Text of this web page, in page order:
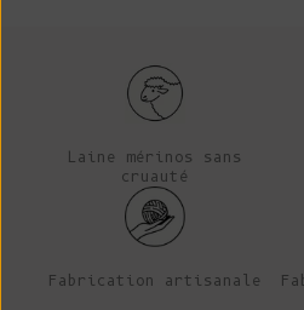
Laine mérinos sans
cruauté
Fabrication artisanale